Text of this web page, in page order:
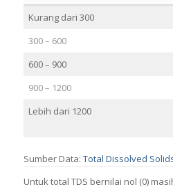
Kurang dari 300
300 – 600
600 – 900
900 – 1200
Lebih dari 1200
Sumber Data: Total Dissolved
Untuk total TDS bernilai nol (0)